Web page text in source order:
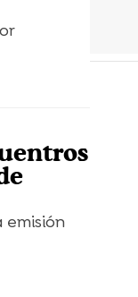
emisión